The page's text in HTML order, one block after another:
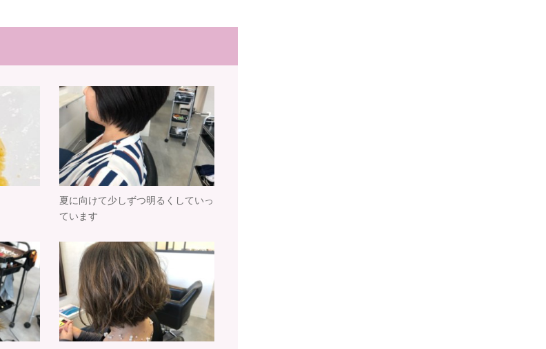
夏に向けて少しずつ明るくしていっ
ています